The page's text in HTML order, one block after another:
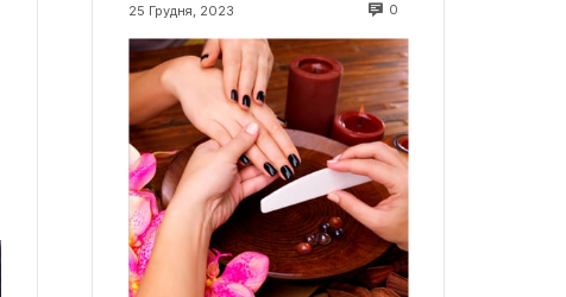
25 Грудня, 2023 0